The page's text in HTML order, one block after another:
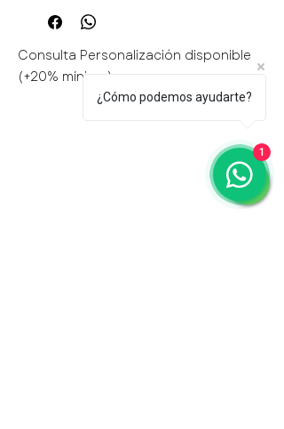
el precio varia segun cantidad y
material de los dijes de niño
elegidos.
Consulta Personalización disponible
(+20% mínimo)
¿Cómo podemos ayudarte?
1